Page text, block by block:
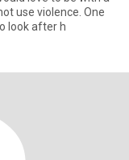
use violence. One
look after h